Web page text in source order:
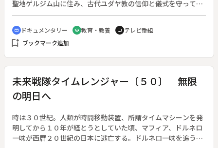
聖地ゲルジム山に住み、古代ユダヤ教の信仰と儀式を守ってき
た。４月に行われた伝統の過ぎ越しの祭りを軸に、聖書の時代
からの伝統と信仰に彩られた、人口６５０人のサマリア人の生
活を見つめる。
cinematic_blur ドキュメンタリー school 教育・教養 tv テレビ番組
bookmark_add ブックマーク追加
未来戦隊タイムレンジャー〔５０〕 無限
の明日へ
時は３０世紀。人類が時間移動装置、所謂タイムマシーンを発
明してから１０年が経とうとしていた頃、マフィア、ドルネロ
一味が西暦２０世紀の日本に逃亡する。ドルネロ一味を追う４